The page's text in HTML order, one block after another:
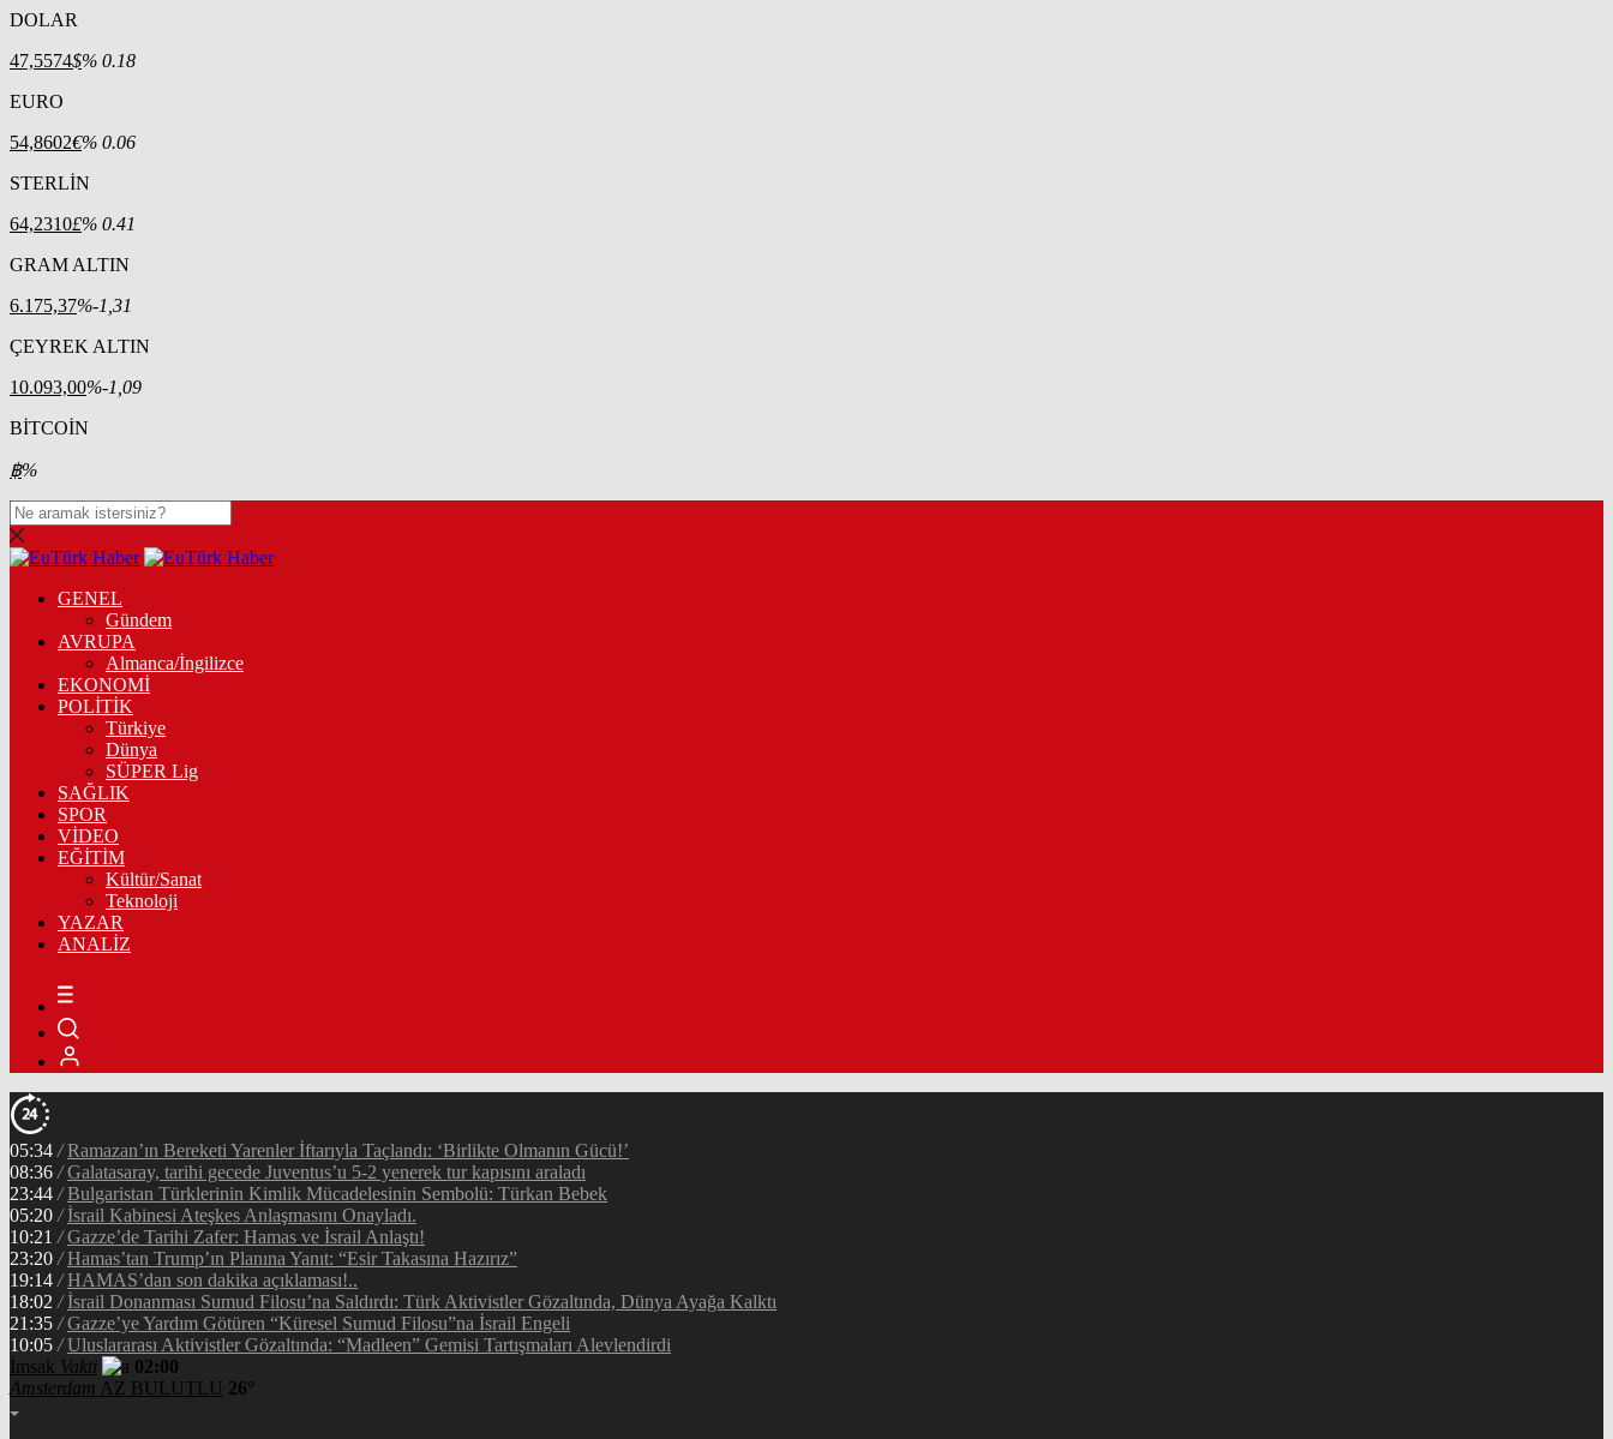
DOLAR
47,5574$% 0.18
EURO
54,8602€% 0.06
STERLİN
64,2310£% 0.41
GRAM ALTIN
6.175,37%-1,31
ÇEYREK ALTIN
10.093,00%-1,09
BİTCOİN
฿%
GENEL
Gündem
AVRUPA
Almanca/İngilizce
EKONOMİ
POLİTİK
Türkiye
Dünya
SÜPER Lig
SAĞLIK
SPOR
VİDEO
EĞİTİM
Kültür/Sanat
Teknoloji
YAZAR
ANALİZ
05:34 / Ramazan’ın Bereketi Yarenler İftarıyla Taçlandı: ‘Birlikte Olmanın Gücü!’
08:36 / Galatasaray, tarihi gecede Juventus’u 5-2 yenerek tur kapısını araladı
23:44 / Bulgaristan Türklerinin Kimlik Mücadelesinin Sembolü: Türkan Bebek
05:20 / İsrail Kabinesi Ateşkes Anlaşmasını Onayladı.
10:21 / Gazze’de Tarihi Zafer: Hamas ve İsrail Anlaştı!
23:20 / Hamas’tan Trump’ın Planına Yanıt: “Esir Takasına Hazırız”
19:14 / HAMAS’dan son dakika açıklaması!..
18:02 / İsrail Donanması Sumud Filosu’na Saldırdı: Türk Aktivistler Gözaltında, Dünya Ayağa Kalktı
21:35 / Gazze’ye Yardım Götüren “Küresel Sumud Filosu”na İsrail Engeli
10:05 / Uluslararası Aktivistler Gözaltında: “Madleen” Gemisi Tartışmaları Alevlendirdi
İmsak Vakti
02:00
Amsterdam AZ BULUTLU 26°